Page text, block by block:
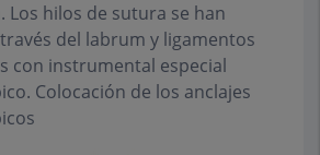
Los hilos de sutura se han
del labrum y ligamentos
con instrumental especial
Colocación de los anclajes